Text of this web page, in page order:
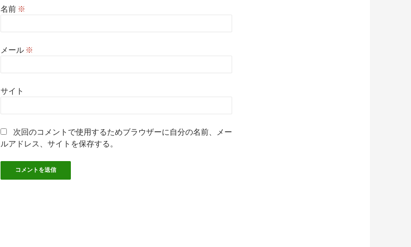
名前 ※
メール ※
サイト
次回のコメントで使用するためブラウザーに自分の名前、メー
ルアドレス、サイトを保存する。